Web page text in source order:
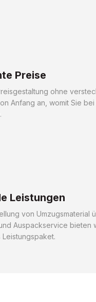
Preise
ohne
Anfang an, womit Sie bei
Leistungen
von Umzugsmaterial
Auspackservice bieten